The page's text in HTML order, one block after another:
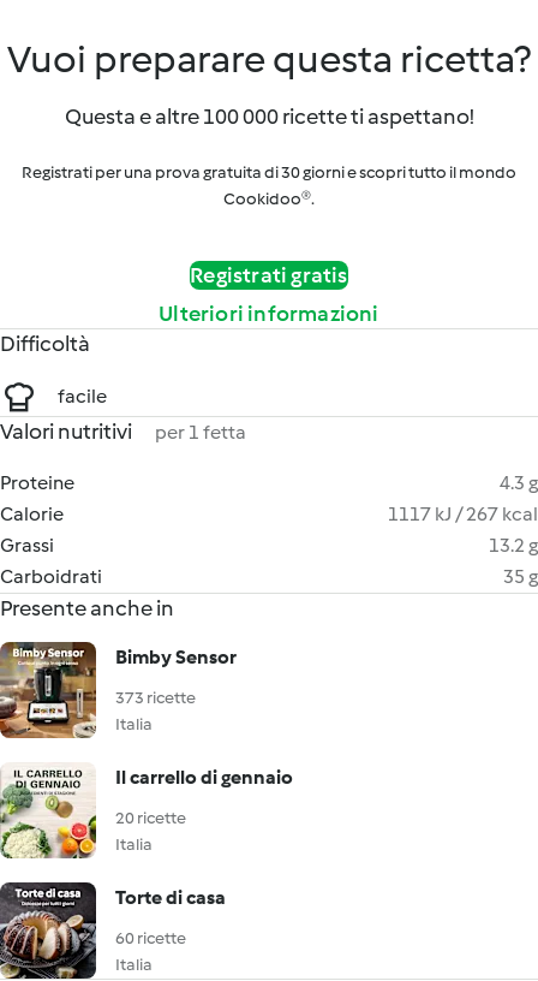
Vuoi preparare questa ricetta?
Questa e altre 100 000 ricette ti aspettano!
Registrati per una prova gratuita di 30 giorni e scopri tutto il mondo
Cookidoo®.
Registrati gratis
Ulteriori informazioni
Difficoltà
facile
Valori nutritivi per 1 fetta
Proteine
4.3 g
Calorie
1117 kJ / 267 kcal
Grassi
13.2 g
Carboidrati
35 g
Presente anche in
Bimby Sensor
373 ricette
Italia
Il carrello di gennaio
20 ricette
Italia
Torte di casa
60 ricette
Italia